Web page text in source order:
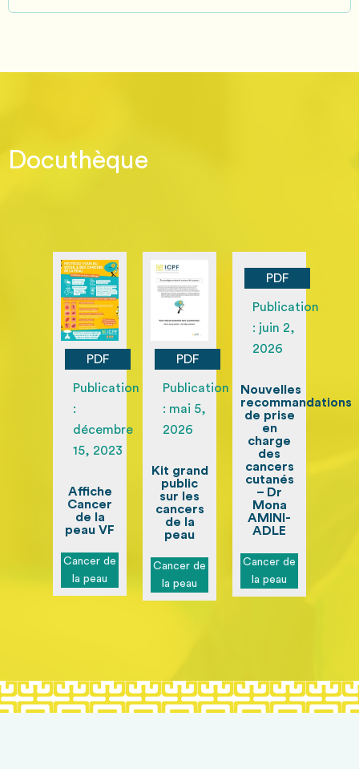
Docuthèque
PDF
Publication
:
décembre
15, 2023
Affiche
Cancer
de la
peau VF
Cancer de
la peau
PDF
Publication
: mai 5,
2026
Kit grand
public
sur les
cancers
de la
peau
Cancer de
la peau
PDF
Publication
: juin 2,
2026
Nouvelles
recommandations
de prise
en
charge
des
cancers
cutanés
– Dr
Mona
AMINI-
ADLE
Cancer de
la peau